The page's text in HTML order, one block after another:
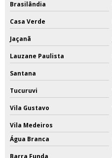
Brasilândia
Casa Verde
Jaçanã
Lauzane Paulista
Santana
Tucuruvi
Vila Gustavo
Vila Medeiros
Água Branca